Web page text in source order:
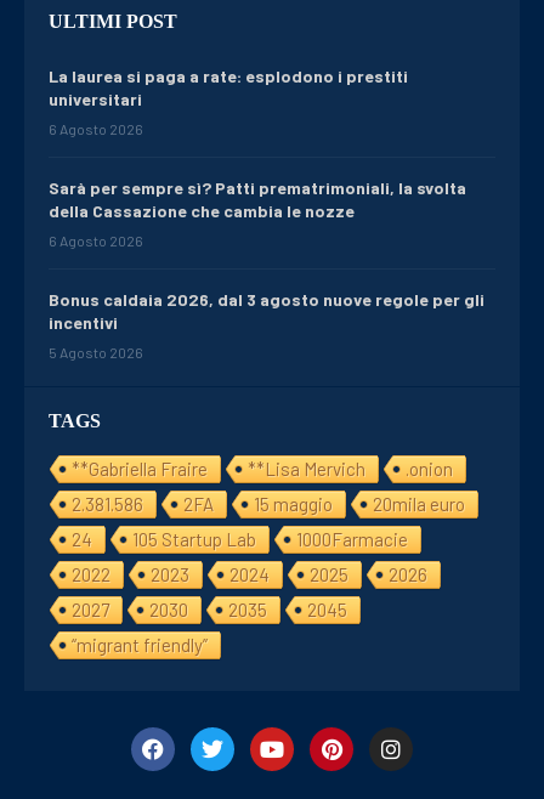
TAGS
**Gabriella Fraire **Lisa Mervich
.onion
2.381.586
2FA 15 maggio
20mila euro
24
105 Startup Lab
1000Farmacie
2022
2023 2024 2025
2026
2027
2030 2035
2045
“migrant friendly”
ULTIMI POST
La laurea si paga a rate: esplodono i prestiti
universitari
6 Agosto 2026
Sarà per sempre sì? Patti prematrimoniali, la svolta
della Cassazione che cambia le nozze
6 Agosto 2026
Bonus caldaia 2026, dal 3 agosto nuove regole per gli
incentivi
5 Agosto 2026